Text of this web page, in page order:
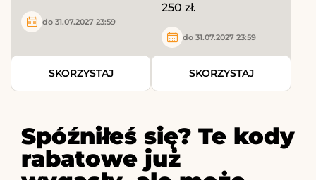
do 31.07.2027 23:59
SKORZYSTAJ
250 zł.
do 31.07.2027 23:59
SKORZYSTAJ
Spóźniłeś się? Te kody
rabatowe już